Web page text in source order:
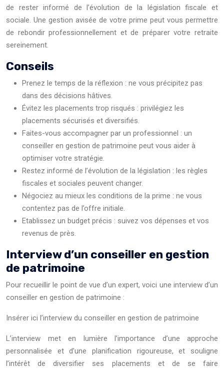
de rester informé de l’évolution de la législation fiscale et
sociale. Une gestion avisée de votre prime peut vous permettre
de rebondir professionnellement et de préparer votre retraite
sereinement.
Conseils
Prenez le temps de la réflexion : ne vous précipitez pas
dans des décisions hâtives.
Évitez les placements trop risqués : privilégiez les
placements sécurisés et diversifiés.
Faites-vous accompagner par un professionnel : un
conseiller en gestion de patrimoine peut vous aider à
optimiser votre stratégie.
Restez informé de l’évolution de la législation : les règles
fiscales et sociales peuvent changer.
Négociez au mieux les conditions de la prime : ne vous
contentez pas de l’offre initiale.
Etablissez un budget précis : suivez vos dépenses et vos
revenus de près.
Interview d’un conseiller en gestion
de patrimoine
Pour recueillir le point de vue d’un expert, voici une interview d’un
conseiller en gestion de patrimoine :
Insérer ici l’interview du conseiller en gestion de patrimoine
L’interview met en lumière l’importance d’une approche
personnalisée et d’une planification rigoureuse, et souligne
l’intérêt de diversifier ses placements et de se faire